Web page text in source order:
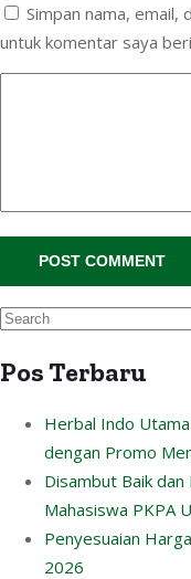
Simpan nama, email,
untuk komentar saya
Pos Terbaru
Herbal Indo
dengan Promo
Disambut Baik dan
Mahasiswa PKPA
Penyesuaian
2026